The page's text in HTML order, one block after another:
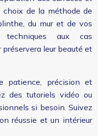
de la méthode de
du mur et de vos
techniques aux cas
leur beauté et
patience, précision et
des tutoriels vidéo ou
si besoin. Suivez
réussie et un intérieur